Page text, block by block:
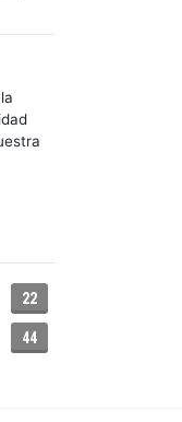
22
44